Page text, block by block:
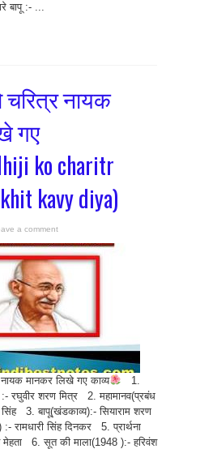
बापू :- ...
चरित्र नायक
गए
ko charitr
kavy diya)
a comment
नायक मानकर लिखे गए काव्य
1.
रघुवीर शरण मित्र 2. महामानव(प्रबंध
3. बापू(खंडकाव्य):- सियाराम शरण
रामधारी सिंह दिनकर 5. प्रार्थना
6. सूत की माला(1948 ):- हरिवंश